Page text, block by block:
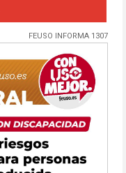
FEUSO INFORMA 1307